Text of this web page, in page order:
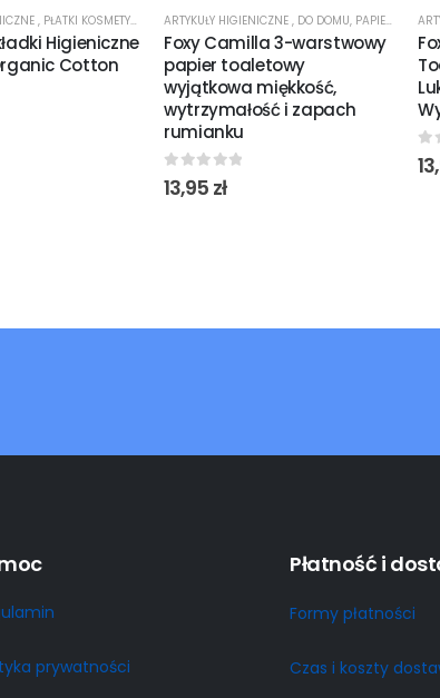
, PŁATKI KOSMETYCZNE
Higieniczne
Cotton
ARTYKUŁY HIGIENICZNE , DO DOMU, PAPIER TOALETOWY
Foxy Camilla 3-warstwowy
papier toaletowy
wyjątkowa miękkość,
wytrzymałość i zapach
rumianku
0out of 5
13,95 zł
0
prywatności
Płatność i
Formy płatności
Czas i koszty